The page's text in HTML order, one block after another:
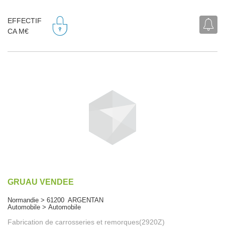
EFFECTIF
CA M€
GRUAU VENDEE
Normandie > 61200 ARGENTAN
Automobile > Automobile
Fabrication de carrosseries et remorques(2920Z)